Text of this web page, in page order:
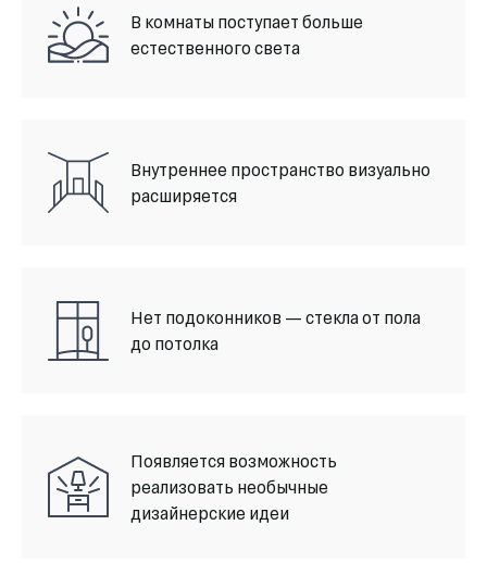
В комнаты поступает больше
естественного света
Внутреннее пространство визуально
расширяется
Нет подоконников — стекла от пола
до потолка
Появляется возможность
реализовать необычные
дизайнерские идеи